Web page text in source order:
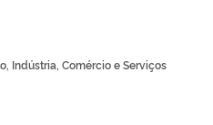
Indústria, Comércio e Serviços